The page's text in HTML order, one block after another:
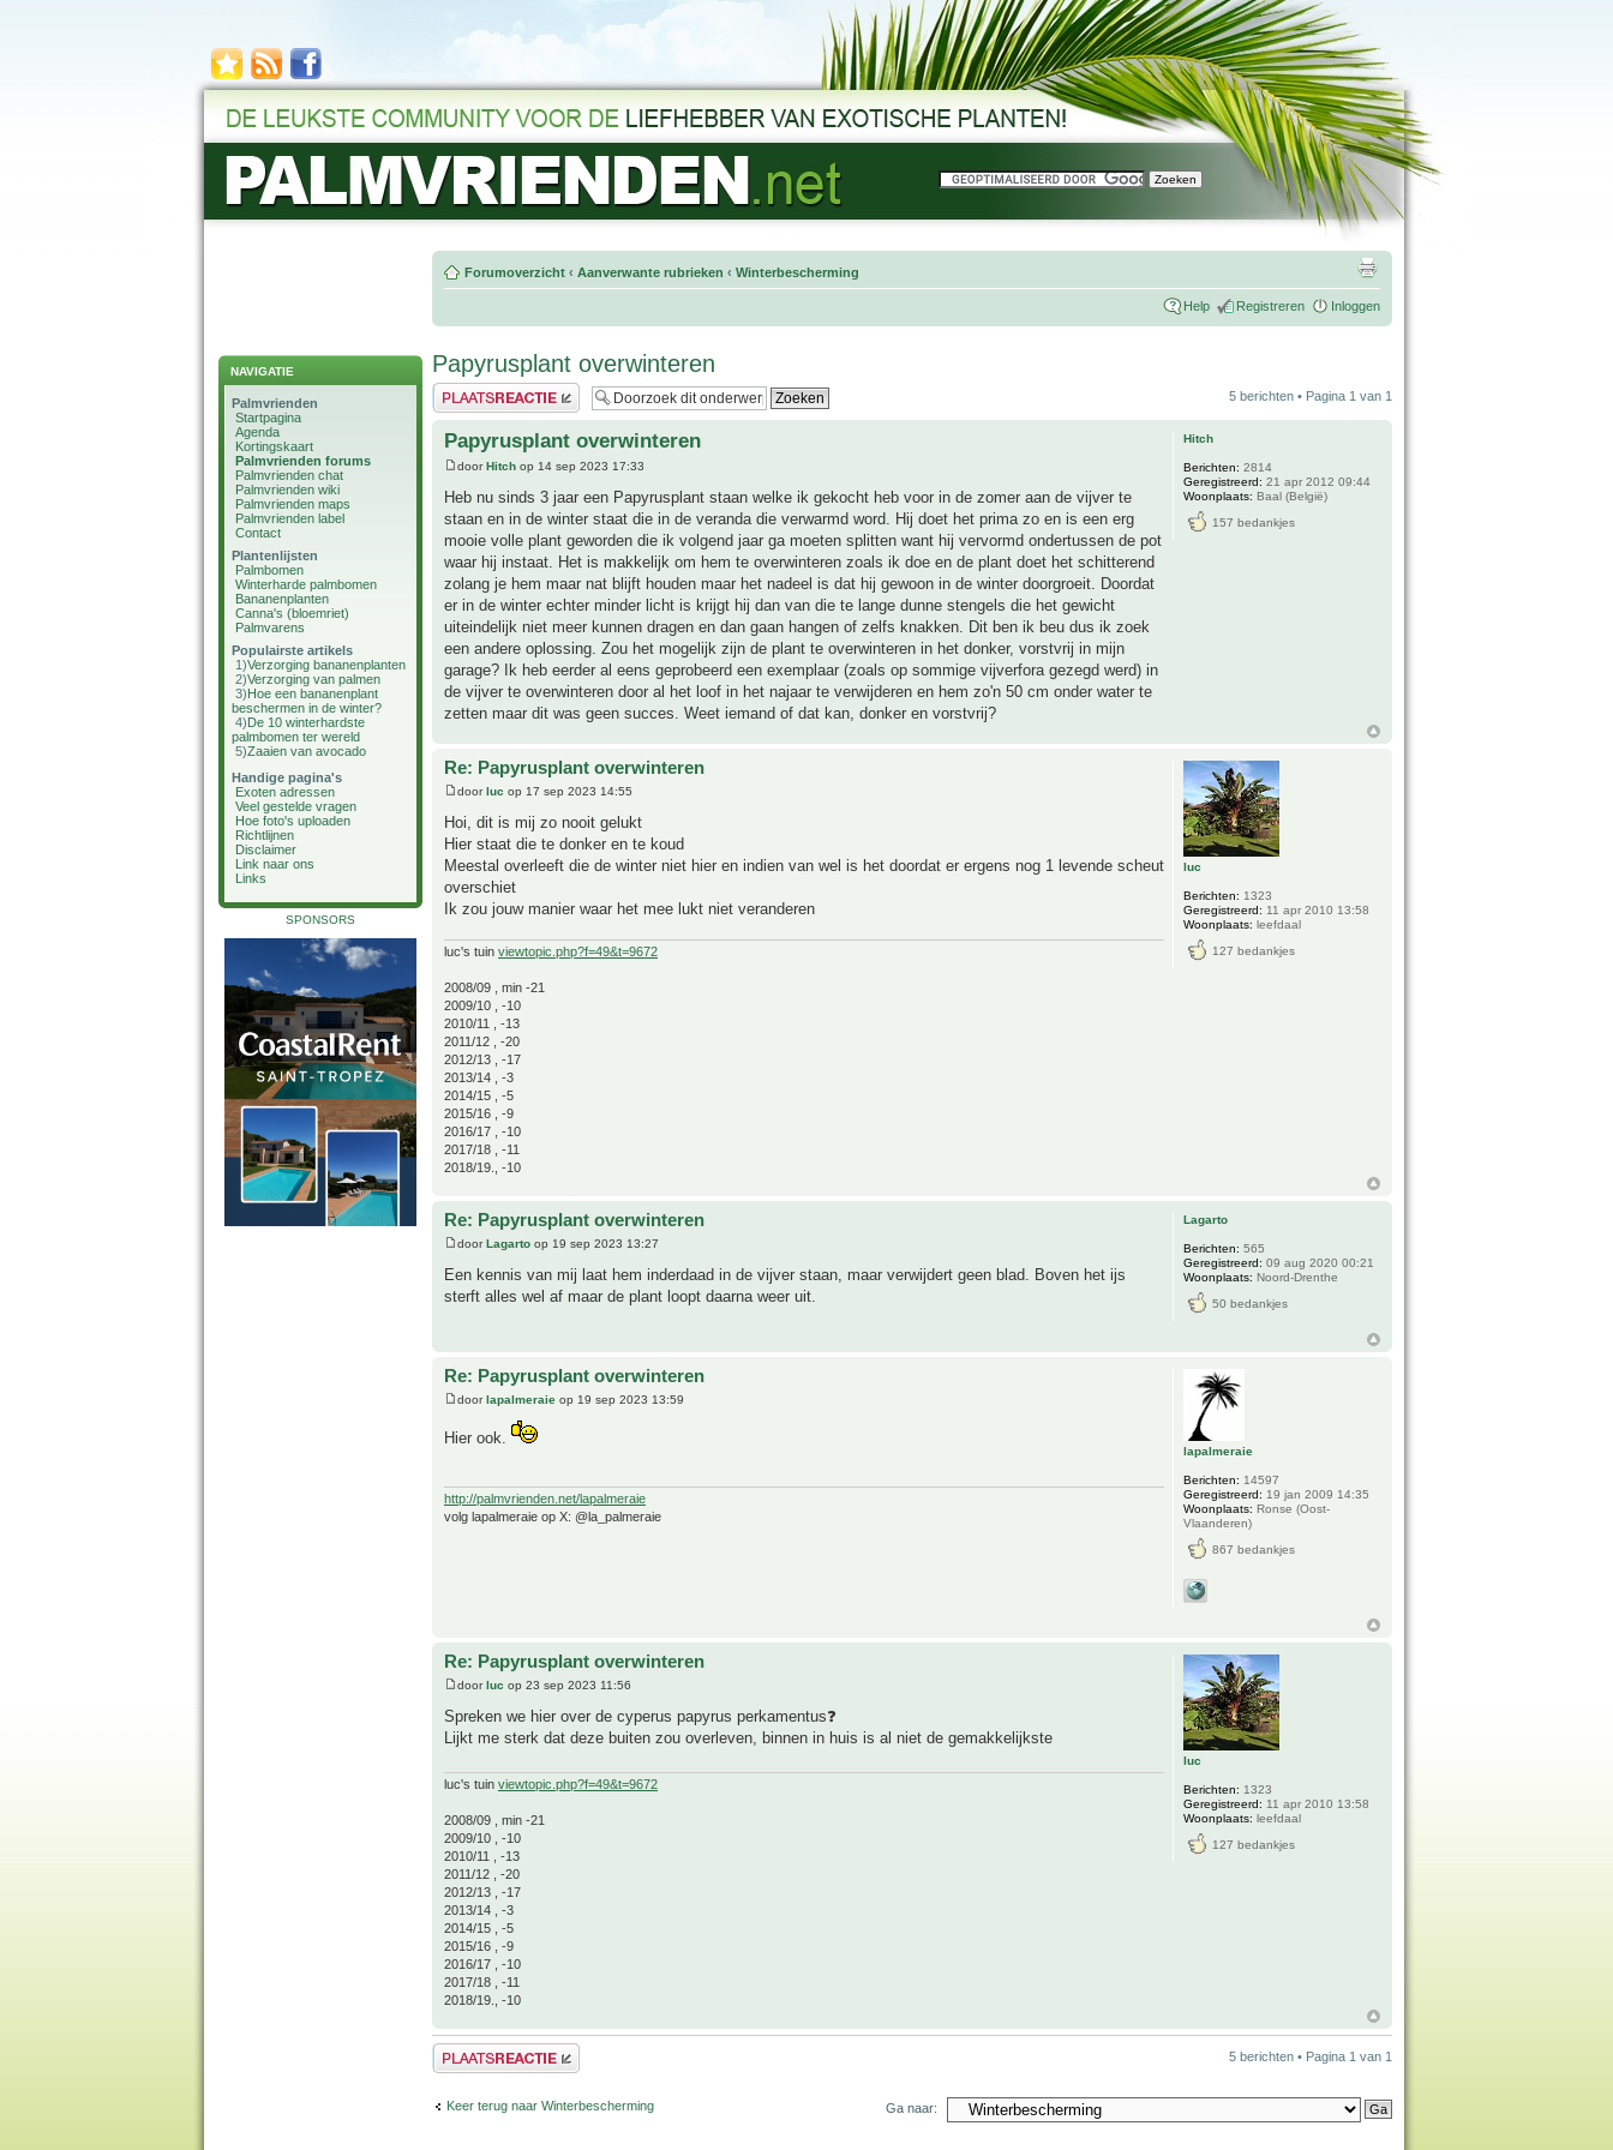
NAVIGATIE
Palmvrienden
Startpagina
Agenda
Kortingskaart
Palmvrienden forums
Palmvrienden chat
Palmvrienden wiki
Palmvrienden maps
Palmvrienden label
Contact
Plantenlijsten
Palmbomen
Winterharde palmbomen
Bananenplanten
Canna's (bloemriet)
Palmvarens
Populairste artikels
1)Verzorging bananenplanten
2)Verzorging van palmen
3)Hoe een bananenplant
beschermen in de winter?
4)De 10 winterhardste
palmbomen ter wereld
5)Zaaien van avocado
Handige pagina's
Exoten adressen
Veel gestelde vragen
Hoe foto's uploaden
Richtlijnen
Disclaimer
Link naar ons
Links
SPONSORS
Forumoverzicht ‹ Aanverwante rubrieken ‹ Winterbescherming
Help Registreren Inloggen
Papyrusplant overwinteren
Plaats een reactie 5 berichten • Pagina 1 van 1
Papyrusplant overwinteren
doorHitch op 14 sep 2023 17:33
Heb nu sinds 3 jaar een Papyrusplant staan welke ik gekocht heb voor in de zomer aan de vijver te
staan en in de winter staat die in de veranda die verwarmd word. Hij doet het prima zo en is een erg
mooie volle plant geworden die ik volgend jaar ga moeten splitten want hij vervormd ondertussen de pot
waar hij instaat. Het is makkelijk om hem te overwinteren zoals ik doe en de plant doet het schitterend
zolang je hem maar nat blijft houden maar het nadeel is dat hij gewoon in de winter doorgroeit. Doordat
er in de winter echter minder licht is krijgt hij dan van die te lange dunne stengels die het gewicht
uiteindelijk niet meer kunnen dragen en dan gaan hangen of zelfs knakken. Dit ben ik beu dus ik zoek
een andere oplossing. Zou het mogelijk zijn de plant te overwinteren in het donker, vorstvrij in mijn
garage? Ik heb eerder al eens geprobeerd een exemplaar (zoals op sommige vijverfora gezegd werd) in
de vijver te overwinteren door al het loof in het najaar te verwijderen en hem zo'n 50 cm onder water te
zetten maar dit was geen succes. Weet iemand of dat kan, donker en vorstvrij?
Hitch
Berichten: 2814
Geregistreerd: 21 apr 2012 09:44
Woonplaats: Baal (België)
157 bedankjes
Re: Papyrusplant overwinteren
doorluc op 17 sep 2023 14:55
Hoi, dit is mij zo nooit gelukt
Hier staat die te donker en te koud
Meestal overleeft die de winter niet hier en indien van wel is het doordat er ergens nog 1 levende scheut
overschiet
Ik zou jouw manier waar het mee lukt niet veranderen
luc's tuin viewtopic.php?f=49&t=9672
2008/09 , min -21
2009/10 , -10
2010/11 , -13
2011/12 , -20
2012/13 , -17
2013/14 , -3
2014/15 , -5
2015/16 , -9
2016/17 , -10
2017/18 , -11
2018/19., -10
luc
Berichten: 1323
Geregistreerd: 11 apr 2010 13:58
Woonplaats: leefdaal
127 bedankjes
Re: Papyrusplant overwinteren
doorLagarto op 19 sep 2023 13:27
Een kennis van mij laat hem inderdaad in de vijver staan, maar verwijdert geen blad. Boven het ijs
sterft alles wel af maar de plant loopt daarna weer uit.
Lagarto
Berichten: 565
Geregistreerd: 09 aug 2020 00:21
Woonplaats: Noord-Drenthe
50 bedankjes
Re: Papyrusplant overwinteren
doorlapalmeraie op 19 sep 2023 13:59
Hier ook.
http://palmvrienden.net/lapalmeraie
volg lapalmeraie op X: @la_palmeraie
lapalmeraie
Berichten: 14597
Geregistreerd: 19 jan 2009 14:35
Woonplaats: Ronse (Oost-
Vlaanderen)
867 bedankjes
Re: Papyrusplant overwinteren
doorluc op 23 sep 2023 11:56
Spreken we hier over de cyperus papyrus perkamentus❓
Lijkt me sterk dat deze buiten zou overleven, binnen in huis is al niet de gemakkelijkste
luc's tuin viewtopic.php?f=49&t=9672
2008/09 , min -21
2009/10 , -10
2010/11 , -13
2011/12 , -20
2012/13 , -17
2013/14 , -3
2014/15 , -5
2015/16 , -9
2016/17 , -10
2017/18 , -11
2018/19., -10
luc
Berichten: 1323
Geregistreerd: 11 apr 2010 13:58
Woonplaats: leefdaal
127 bedankjes
Plaats een reactie 5 berichten • Pagina 1 van 1
Keer terug naar Winterbescherming Ga naar: